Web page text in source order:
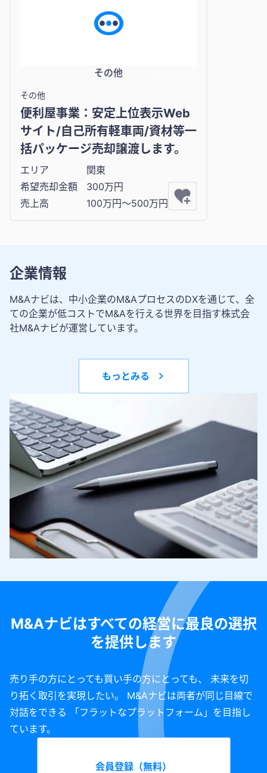
その他
その他
便利屋事業：安定上位表示Web
サイト/自己所有軽車両/資材等一
括パッケージ売却譲渡します。
エリア
関東
希望売却金額
300万円
売上高
100万円〜500万円
企業情報
M&Aナビは、中小企業のM&AプロセスのDXを通じて、全
ての企業が低コストでM&Aを行える世界を目指す株式会
社M&Aナビが運営しています。
もっとみる
M&Aナビはすべての経営に最良の選択
を提供します
売り手の方にとっても買い手の方にとっても、 未来を切
り拓く取引を実現したい。 M&Aナビは両者が同じ目線で
対話をできる 「フラットなプラットフォーム」を目指し
ています。
会員登録（無料）